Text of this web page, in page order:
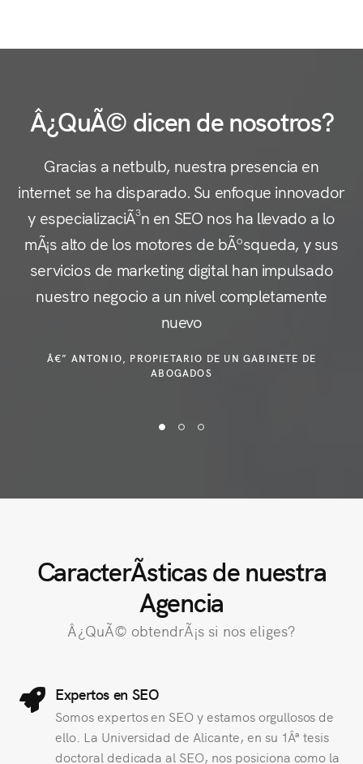
Â¿QuÃ© dicen de nosotros?
Gracias a netbulb, nuestra presencia en
internet se ha disparado. Su enfoque innovador
y especializaciÃ³n en SEO nos ha llevado a lo
mÃ¡s alto de los motores de bÃºsqueda, y sus
servicios de marketing digital han impulsado
nuestro negocio a un nivel completamente
nuevo
Â€” ANTONIO, PROPIETARIO DE UN GABINETE DE
ABOGADOS
CaracterÃ­sticas de nuestra
Agencia
Â¿QuÃ© obtendrÃ¡s si nos eliges?
Expertos en SEO
Somos expertos en SEO y estamos orgullosos de
ello. La Universidad de Alicante, en su 1Âª tesis
doctoral dedicada al SEO, nos posiciona como la